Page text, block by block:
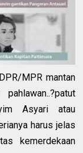
MPR mantan
Asyari atau
harus jelas
kemerdekaan